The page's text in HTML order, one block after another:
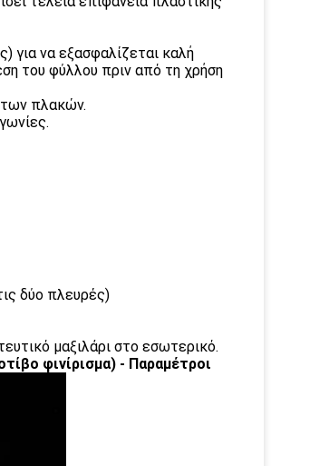
για να εξασφαλίζεται καλή
του φύλλου πριν από τη χρήση
των πλακών.
δύο πλευρές)
μαξιλάρι στο εσωτερικό.
φινίρισμα) - Παραμέτροι